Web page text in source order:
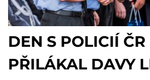
DEN S POLICIÍ ČR
PŘILÁKAL DAVY